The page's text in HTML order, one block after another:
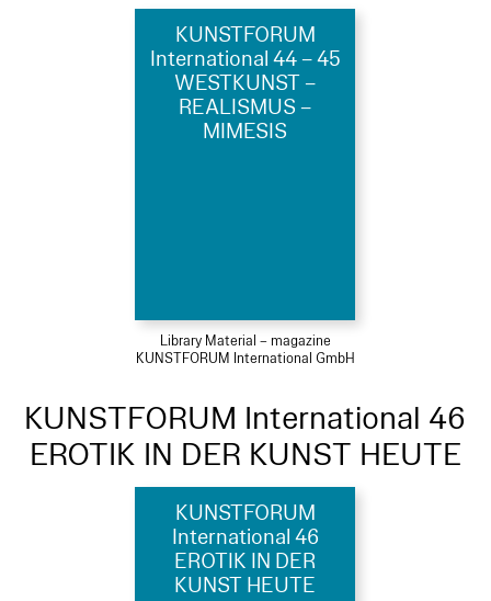
KUNSTFORUM
International 44 – 45
WESTKUNST –
REALISMUS –
MIMESIS
Library Material – magazine
KUNSTFORUM International GmbH
KUNSTFORUM International 46
EROTIK IN DER KUNST HEUTE
KUNSTFORUM
International 46
EROTIK IN DER
KUNST HEUTE